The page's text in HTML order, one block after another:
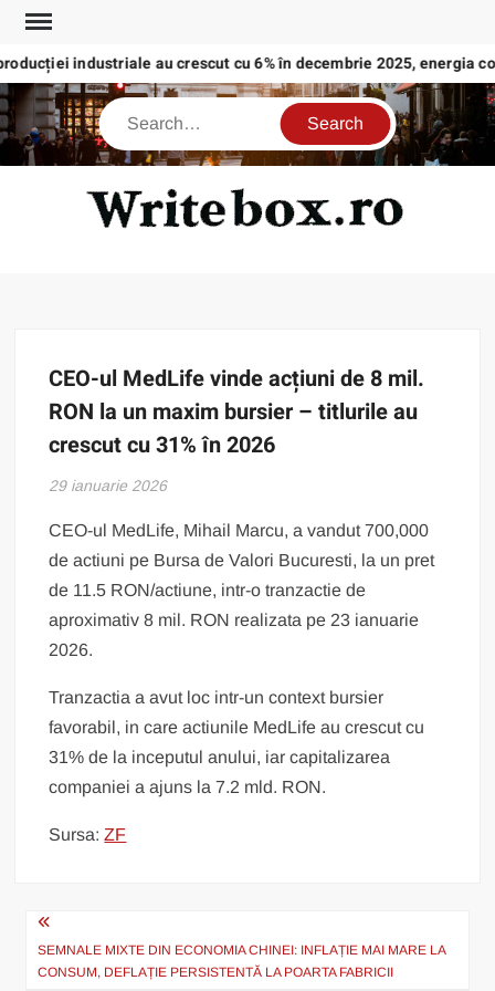
Skip
content
industriale au crescut cu 6% în decembrie 2025, energia
Search
CEO-ul MedLife vinde acțiuni de 8 mil.
RON la un maxim bursier – titlurile au
crescut cu 31% în 2026
29 ianuarie 2026
CEO-ul MedLife, Mihail Marcu, a vandut 700,000
de actiuni pe Bursa de Valori Bucuresti, la un pret
de 11.5 RON/actiune, intr-o tranzactie de
aproximativ 8 mil. RON realizata pe 23 ianuarie
2026.
Tranzactia a avut loc intr-un context bursier
favorabil, in care actiunile MedLife au crescut cu
31% de la inceputul anului, iar capitalizarea
companiei a ajuns la 7.2 mld. RON.
Sursa:ZF
Navigare
înSEMNALE MIXTE DIN ECONOMIA CHINEI: INFLAȚIE MAI MARE LA
CONSUM, DEFLAȚIE PERSISTENTĂ LA POARTA FABRICII